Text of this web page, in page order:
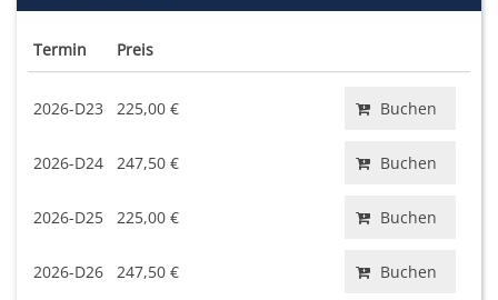
Termin Preis
2026-D23 225,00 € Buchen
2026-D24 247,50 € Buchen
2026-D25 225,00 € Buchen
2026-D26 247,50 € Buchen